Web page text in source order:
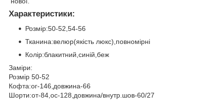
Характеристики:
Розмір:50-52,54-56
Тканина:велюр(якість люкс),повномірні
Колір:блакитний,синій,беж
Заміри:
Розмір 50-52
Кофта:ог-146,довжина-66
Шорти:от-84,ос-128,довжина/внутр.шов-60/27